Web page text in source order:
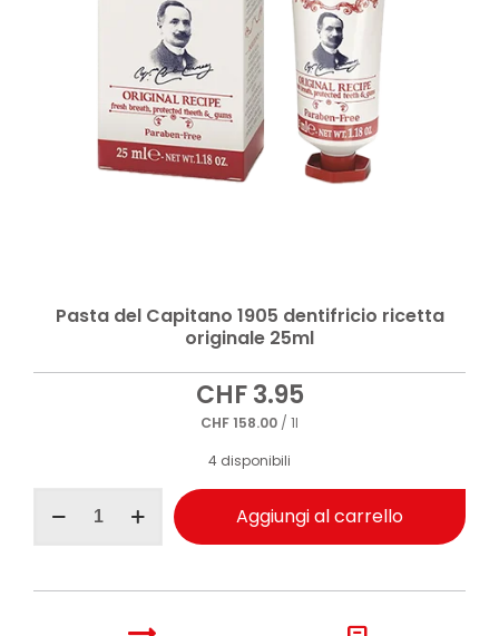
Pasta del Capitano 1905 dentifricio ricetta
originale 25ml
CHF3.95
CHF158.00 / 1l
4 disponibili
del
Aggiungi al carrello